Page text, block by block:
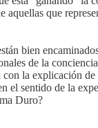
aquellas que
bien
de la
con la explicación de
el sentido de la
Duro?